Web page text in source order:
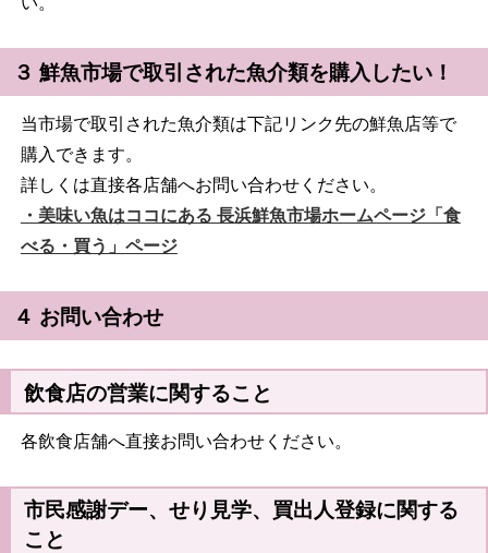
３ 鮮魚市場で取引された魚介類を購入したい！
当市場で取引された魚介類は下記リンク先の鮮魚店等で
購入できます。
詳しくは直接各店舗へお問い合わせください。
・美味い魚はココにある 長浜鮮魚市場ホームページ「食
べる・買う」ページ
４ お問い合わせ
飲食店の営業に関すること
各飲食店舗へ直接お問い合わせください。
市民感謝デー、せり見学、買出人登録に関する
こと